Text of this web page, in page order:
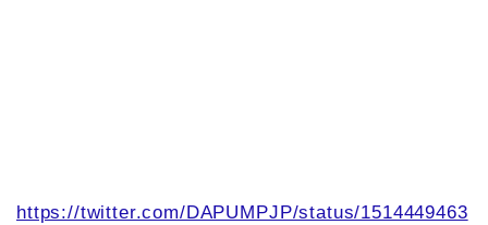
https://twitter.com/DAPUMPJP/status/1514449463